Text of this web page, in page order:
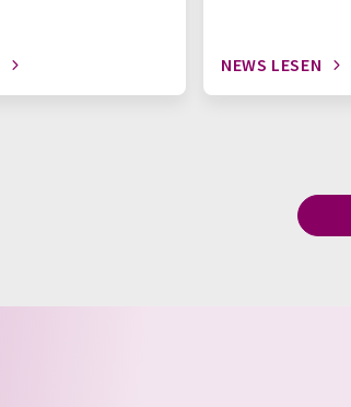
NEWS LESEN